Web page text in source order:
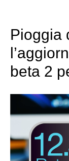
Pioggia
beta 2